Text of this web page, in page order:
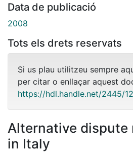
Data de publicació
2008
Tots els drets reservats
Si us plau utilitzeu sempre
per citar o enllaçar aquest
https://hdl.handle.net/2445/
Alternative dispute
in Italy